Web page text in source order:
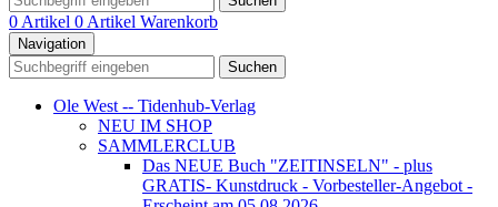
0 Artikel 0 Artikel Warenkorb
Navigation
Suchen
Ole West -- Tidenhub-Verlag
NEU IM SHOP
SAMMLERCLUB
Das NEUE Buch "ZEITINSELN" - plus
GRATIS- Kunstdruck - Vorbesteller-Angebot -